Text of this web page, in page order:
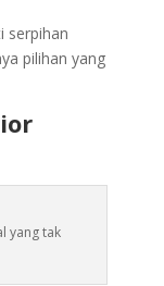
serpihan
pilihan yang
yang tak